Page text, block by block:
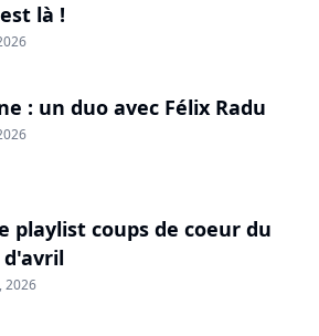
là !
: un duo avec Félix Radu
playlist coups de coeur du
d'avril
2026